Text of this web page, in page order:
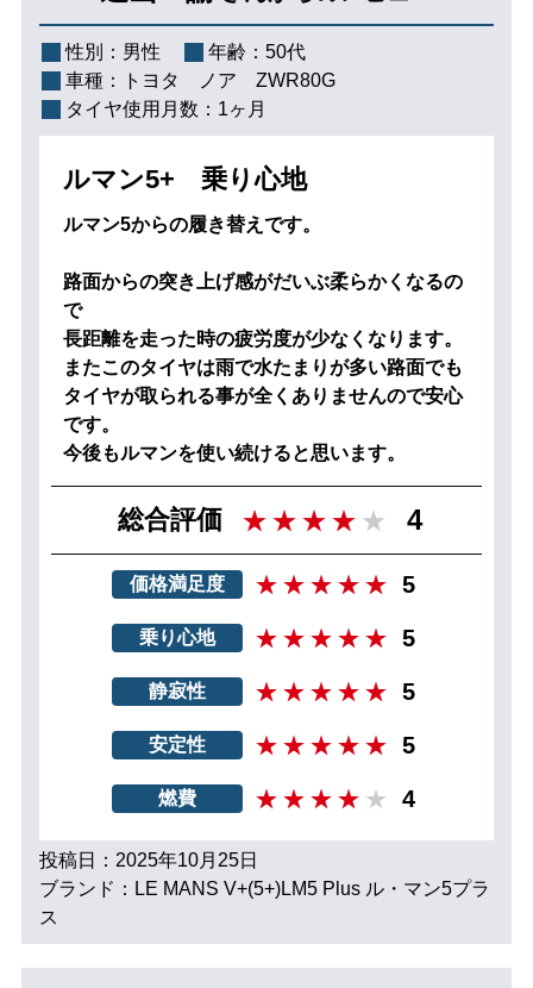
性別： 男性 年齢： 50代
車種：
トヨタ ノア ZWR80G
タイヤ使用月数： 1ヶ月
ルマン5+ 乗り心地
ルマン5からの履き替えです。
路面からの突き上げ感がだいぶ柔らかくなるの
で
長距離を走った時の疲労度が少なくなります。
またこのタイヤは雨で水たまりが多い路面でも
タイヤが取られる事が全くありませんので安心
です。
今後もルマンを使い続けると思います。
総合評価 4
価格満足度 5
乗り心地 5
静寂性 5
安定性 5
燃費 4
投稿日：2025年10月25日
ブランド：LE MANS V+(5+)LM5 Plus ル・マン5プラ
ス